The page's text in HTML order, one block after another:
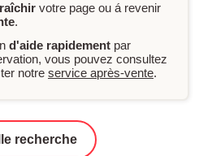
votre page ou á revenir
.
d'aide rapidement par
vous pouvez consultez
notre service après-vente.
recherche